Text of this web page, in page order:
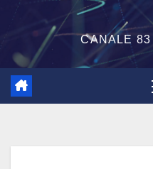
CANALE